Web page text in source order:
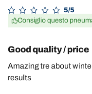
5/5
Consiglio questo
Good quality / price
Amazing tre about
results